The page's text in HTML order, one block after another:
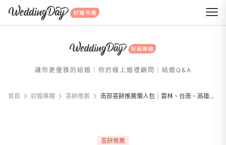
WeddingDay 好婚市集
讓你更優雅的結婚｜你的線上婚禮顧問｜結婚Q&A
首頁 好婚專欄 喜餅推薦 南部喜餅推薦懶人包｜雲林、台南、高雄、屏東喜餅推薦｜18間客製化中西式喜餅
喜餅推薦